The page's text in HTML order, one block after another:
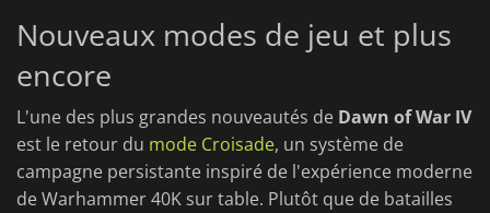
Nouveaux modes de jeu et plus
encore
L'une des plus grandes nouveautés de Dawn of War IV
est le retour du mode Croisade, un système de
campagne persistante inspiré de l'expérience moderne
de Warhammer 40K sur table. Plutôt que de batailles